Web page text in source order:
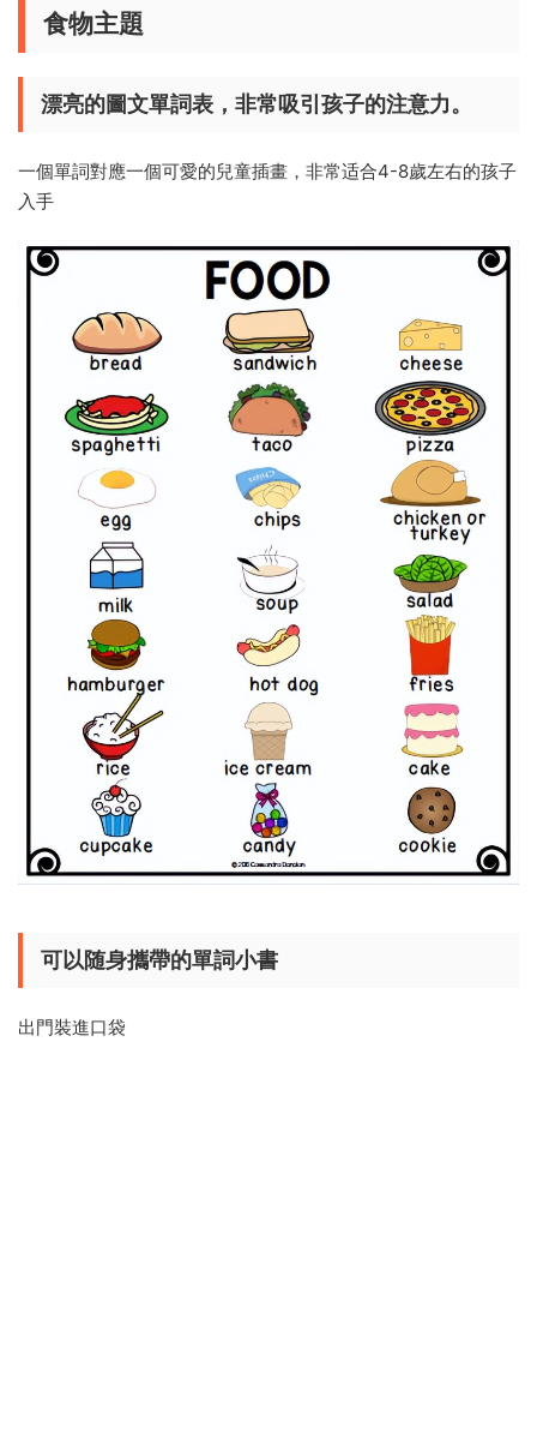
食物主題
漂亮的圖文單詞表，非常吸引孩子的注意力。
一個單詞對應一個可愛的兒童插畫，非常适合4-8歲左右的孩子
入手
可以随身攜帶的單詞小書
出門裝進口袋